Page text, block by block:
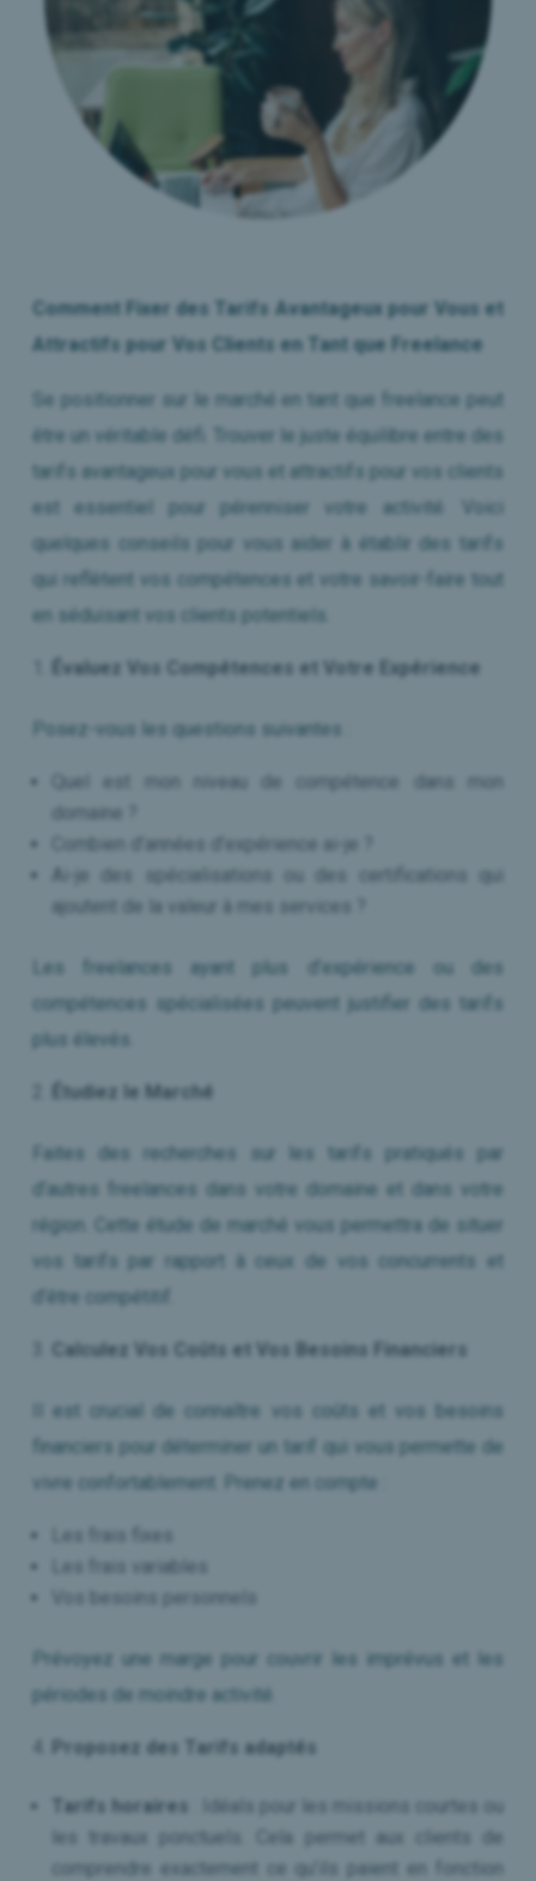
Le Mag RH
Presse & Médias
Nous contacter
Réserver mon Diagnostic
Comment Fixer des Tarifs Avantageux pour Vous et
Attractifs pour Vos Clients en Tant que Freelance
Se positionner sur le marché en tant que freelance peut
être un véritable défi. Trouver le juste équilibre entre des
tarifs avantageux pour vous et attractifs pour vos clients
est essentiel pour pérenniser votre activité. Voici
quelques conseils pour vous aider à établir des tarifs
qui reflètent vos compétences et votre savoir-faire tout
en séduisant vos clients potentiels.
Évaluez Vos Compétences et Votre Expérience
Posez-vous les questions suivantes :
Quel est mon niveau de compétence dans mon
domaine ?
Combien d’années d’expérience ai-je ?
Ai-je des spécialisations ou des certifications qui
ajoutent de la valeur à mes services ?
Les freelances ayant plus d’expérience ou des
compétences spécialisées peuvent justifier des tarifs
plus élevés.
Étudiez le Marché
Faites des recherches sur les tarifs pratiqués par
d’autres freelances dans votre domaine et dans votre
région. Cette étude de marché vous permettra de situer
vos tarifs par rapport à ceux de vos concurrents et
d’être compétitif.
Calculez Vos Coûts et Vos Besoins Financiers
Il est crucial de connaître vos coûts et vos besoins
financiers pour déterminer un tarif qui vous permette de
vivre confortablement. Prenez en compte :
Les frais fixes
Les frais variables
Vos besoins personnels
Prévoyez une marge pour couvrir les imprévus et les
périodes de moindre activité.
Proposez des Tarifs adaptés
Tarifs horaires
: Idéals pour les missions courtes ou
les travaux ponctuels. Cela permet aux clients de
comprendre exactement ce qu’ils paient en fonction